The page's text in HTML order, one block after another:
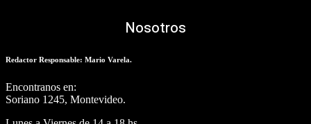
Nosotros
Redactor Responsable: Mario Varela.
Encontranos en:
Soriano 1245, Montevideo.